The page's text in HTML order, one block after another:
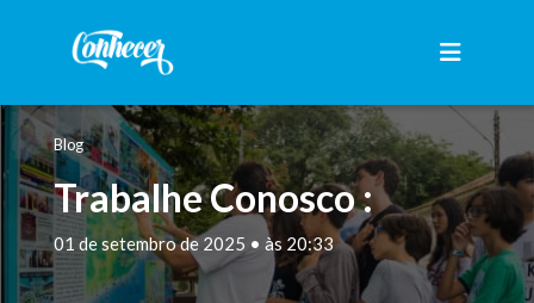
Blog
Trabalhe Conosco :
01 de setembro de 2025 • às 20:33